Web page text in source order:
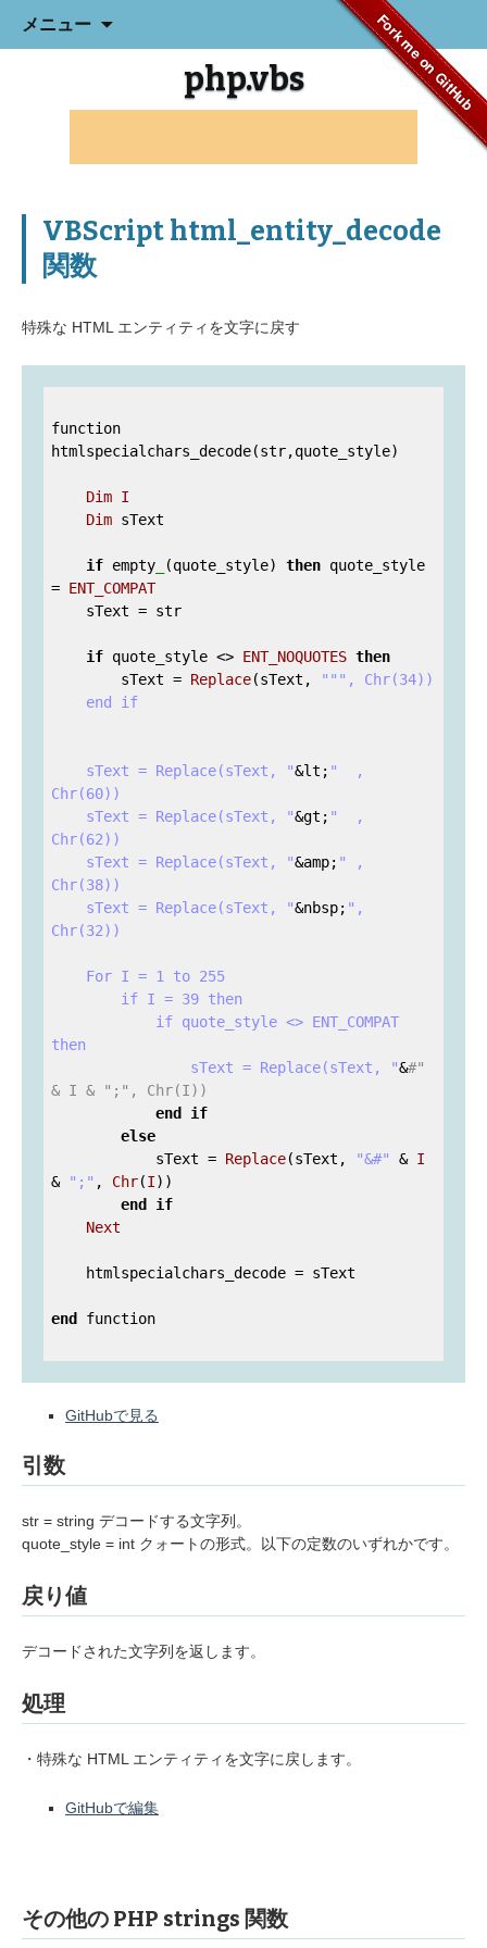
Fork me on GitHub
メニュー
キ
php.vbs
VBScript html_entity_decode
関数
特殊な HTML エンティティを文字に戻す
function
htmlspecialchars_decode(str,quote_style)
Dim I
Dim sText
if empty (quote_style) then quote_style
= ENT_COMPAT
if quote_style <> ENT_NOQUOTES then
        sText =
Replace(sText, "" ", Chr(34))
    sText = Replace(sText, "
&lt; "  ,
Chr(60))
    sText = Replace(sText, "
&gt; "  ,
Chr(62))
    sText = Replace(sText, "
&amp; " ,
Chr(38))
    sText = Replace(sText, "
&nbsp; ",
Chr(32))
then
                sText = Replace(sText, "
&#"
& I & ";", Chr(I))
end
if
else
            sText =
Replace(sText, "&#" & I
& ";" , Chr(I))
end
if
Next
end function
GitHubで見る
引数
str = string デコードする文字列。
quote_style = int クォートの形式。以下の定数のいずれかです。
戻り値
デコードされた文字列を返します。
処理
・特殊な HTML エンティティを文字に戻します。
GitHubで編集
その他の PHP strings 関数